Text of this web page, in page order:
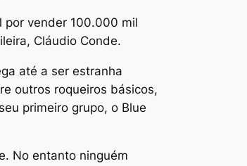
por vender 100.000 mil
Cláudio Conde.
até a ser estranha
outros roqueiros básicos,
primeiro grupo, o Blue
No entanto ninguém